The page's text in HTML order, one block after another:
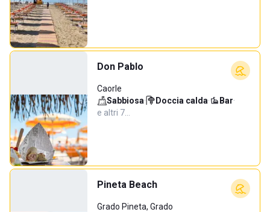
Don Pablo
Caorle
Sabbiosa· Doccia calda· Bar·
e altri 7…
Pineta Beach
Grado Pineta, Grado